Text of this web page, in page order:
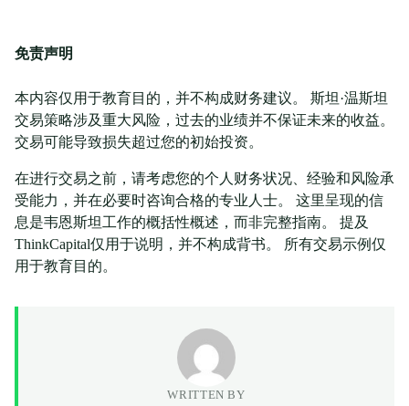
免责声明
本内容仅用于教育目的，并不构成财务建议。 斯坦·温斯坦
交易策略涉及重大风险，过去的业绩并不保证未来的收益。
交易可能导致损失超过您的初始投资。
在进行交易之前，请考虑您的个人财务状况、经验和风险承
受能力，并在必要时咨询合格的专业人士。 这里呈现的信
息是韦恩斯坦工作的概括性概述，而非完整指南。 提及
ThinkCapital仅用于说明，并不构成背书。 所有交易示例仅
用于教育目的。
WRITTEN BY